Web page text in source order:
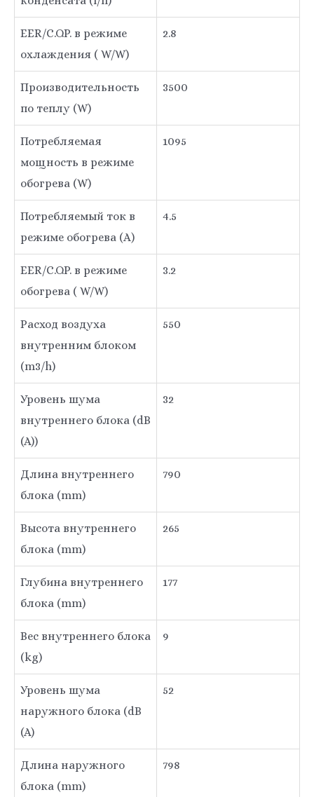
EER/C.O.P. в режиме
охлаждения ( W/W)
2.8
Производительность
по теплу (W)
3500
Потребляемая
мощность в режиме
обогрева (W)
1095
Потребляемый ток в
режиме обогрева (A)
4.5
EER/C.O.P. в режиме
обогрева ( W/W)
3.2
Расход воздуха
внутренним блоком
(m3/h)
550
Уровень шума
внутреннего блока (dB
(A))
32
Длина внутреннего
блока (mm)
790
Высота внутреннего
блока (mm)
265
Глубина внутреннего
блока (mm)
177
Вес внутреннего блока
(kg)
9
Уровень шума
наружного блока (dB
(A)
52
Длина наружного
блока (mm)
798